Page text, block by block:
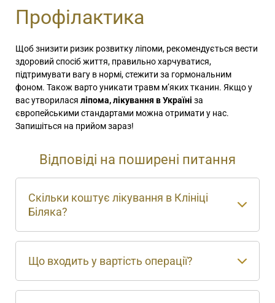
Профілактика
Щоб знизити ризик розвитку ліпоми, рекомендується вести
здоровий спосіб життя, правильно харчуватися,
підтримувати вагу в нормі, стежити за гормональним
фоном. Також варто уникати травм м’яких тканин. Якщо у
вас утворилася ліпома, лікування в Україні за
європейськими стандартами можна отримати у нас.
Запишіться на прийом зараз!
Відповіді на поширені питання
Скільки коштує лікування в Клініці
Біляка?
Що входить у вартість операції?